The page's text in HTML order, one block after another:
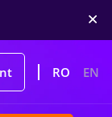
RO EN